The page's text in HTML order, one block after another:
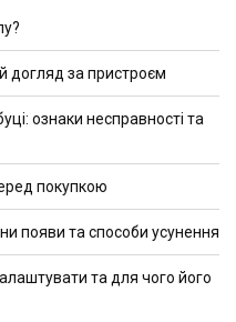
догляд за пристроєм
ознаки несправності та
покупкою
появи та способи усунення
та для чого його